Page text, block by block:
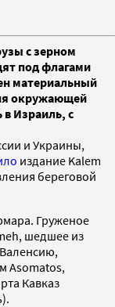
с зерном
под флагами
материальный
окружающей
в Израиль, с
и Украины,
издание Kalem
береговой
Груженое
шедшее из
Asomatos,
Кавказ